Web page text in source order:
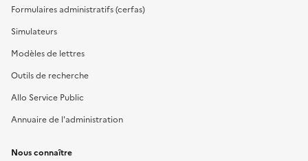
Formulaires administratifs (cerfas)
Simulateurs
Modèles de lettres
Outils de recherche
Allo Service Public
Annuaire de l'administration
Nous connaître